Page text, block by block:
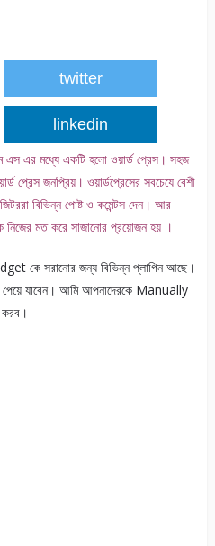
twitter
linkedin
এস এর মধ্যে একটি হলো ওয়ার্ড প্রেস। সহজ
প্রেস জনপ্রিয়। ওয়ার্ডপ্রেসের সবচেযে বেশী
বিভিন্ন পোষ্ট ও কমেন্টস দেন। আর
নিজের মত করে সাজানোর প্রয়োজন হয় ।
কে সরানোর জন্য বিভিন্ন প্লাগিন আছে।
পেয়ে যাবেন। আমি আপনাদেরকে Manually
করব।